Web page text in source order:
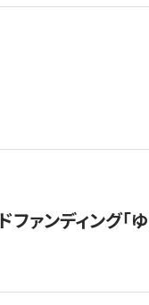
ァンディング「